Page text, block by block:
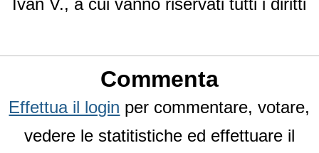
Ivan V., a cui vanno riservati tutti i diritti
Commenta
Effettua il login per commentare, votare,
vedere le statitistiche ed effettuare il